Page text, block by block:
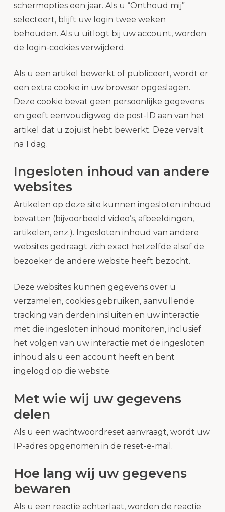
schermopties een jaar. Als u “Onthoud mij”
selecteert, blijft uw login twee weken
behouden. Als u uitlogt bij uw account, worden
de login-cookies verwijderd.
Als u een artikel bewerkt of publiceert, wordt er
een extra cookie in uw browser opgeslagen.
Deze cookie bevat geen persoonlijke gegevens
en geeft eenvoudigweg de post-ID aan van het
artikel dat u zojuist hebt bewerkt. Deze vervalt
na 1 dag.
Ingesloten inhoud van andere
websites
Artikelen op deze site kunnen ingesloten inhoud
bevatten (bijvoorbeeld video’s, afbeeldingen,
artikelen, enz.). Ingesloten inhoud van andere
websites gedraagt zich exact hetzelfde alsof de
bezoeker de andere website heeft bezocht.
Deze websites kunnen gegevens over u
verzamelen, cookies gebruiken, aanvullende
tracking van derden insluiten en uw interactie
met die ingesloten inhoud monitoren, inclusief
het volgen van uw interactie met de ingesloten
inhoud als u een account heeft en bent
ingelogd op die website.
Met wie wij uw gegevens
delen
Als u een wachtwoordreset aanvraagt, wordt uw
IP-adres opgenomen in de reset-e-mail.
Hoe lang wij uw gegevens
bewaren
Als u een reactie achterlaat, worden de reactie